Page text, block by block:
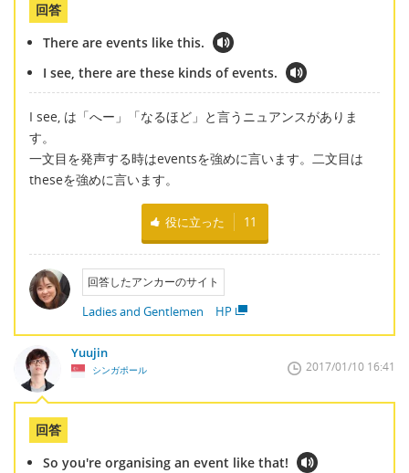
回答
There are events like this.
I see, there are these kinds of events.
I see, は「へー」「なるほど」と言うニュアンスがありま
す。
一文目を発声する時はeventsを強めに言います。二文目は
theseを強めに言います。
役に立った 11
回答したアンカーのサイト
Ladies and Gentlemen HP
Yuujin
シンガポール 2017/01/10 16:41
回答
So you're organising an event like that!